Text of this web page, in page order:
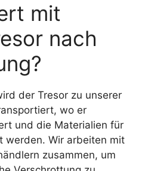
mit
nach
der Tresor zu unserer
wo er
und die Materialien für
werden. Wir arbeiten mit
zusammen, um